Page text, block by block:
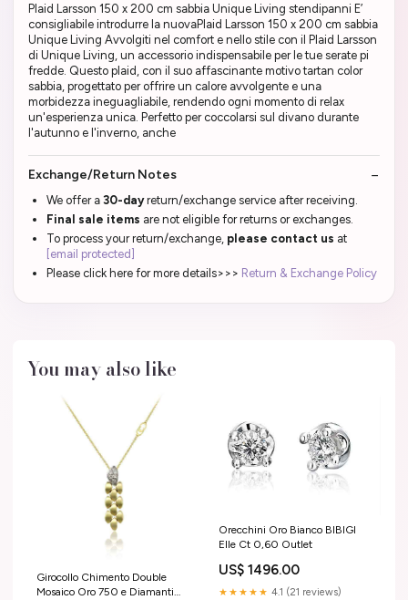
Plaid Larsson 150 x 200 cm sabbia Unique Living stendipanni E’
consigliabile introdurre la nuovaPlaid Larsson 150 x 200 cm sabbia
Unique Living Avvolgiti nel comfort e nello stile con il Plaid Larsson
di Unique Living, un accessorio indispensabile per le tue serate pi
fredde. Questo plaid, con il suo affascinante motivo tartan color
sabbia, progettato per offrire un calore avvolgente e una
morbidezza ineguagliabile, rendendo ogni momento di relax
un'esperienza unica. Perfetto per coccolarsi sul divano durante
l'autunno e l'inverno, anche
Exchange/Return Notes
We offer a 30-dayreturn/exchange service after receiving.
Final sale items are not eligible for returns or exchanges.
To process your return/exchange, please contact us at
[email protected]
Please click here for more details>>> Return & Exchange Policy
You may also like
Girocollo Chimento Double
Mosaico Oro 750 e Diamanti
Orecchini Oro Bianco BIBIGI
Elle Ct 0,60 Outlet
US$ 1496.00
★★★★★ 4.1 (21 reviews)